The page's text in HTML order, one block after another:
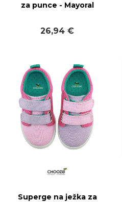
za punce - Mayoral
26,94 €
Superge na ježka za